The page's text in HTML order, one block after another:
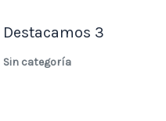
Destacamos 3
Sin categoría